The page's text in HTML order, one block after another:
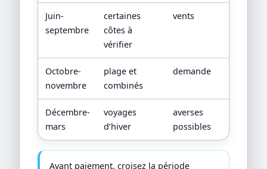
Juin-
septembre
certaines
côtes à
vérifier
vents
Octobre-
novembre
plage et
combinés
demande
Décembre-
mars
voyages
d’hiver
averses
possibles
Avant paiement, croisez la période